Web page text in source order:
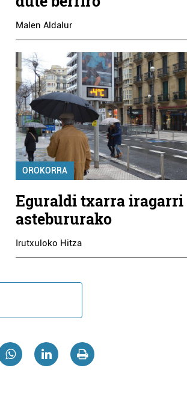
Malen Aldalur
OROKORRA
Eguraldi txarra iragarri
astebururako
Irutxuloko Hitza